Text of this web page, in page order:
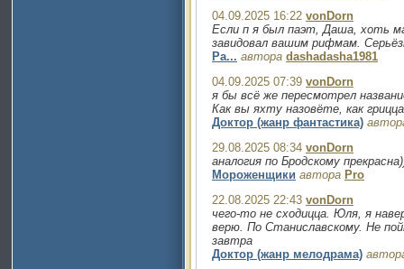
04.09.2025 16:22 vonDorn
Если п я был паэт, Даша, хоть
завидовал вашим рифмам.
Ра... автора dashadasha1981
04.09.2025 07:39 vonDorn
я бы всё же пересмотрел
Как вы яхту назовёте, как
Доктор (жанр фантастика)
29.08.2025 08:34 vonDorn
аналогия по Бродскому
Мороженщики автора Pro
22.08.2025 22:43 vonDorn
чего-то не сходицца. Юля, я
верю. По Станиславскому. Не
завтра
Доктор (жанр мелодрама)